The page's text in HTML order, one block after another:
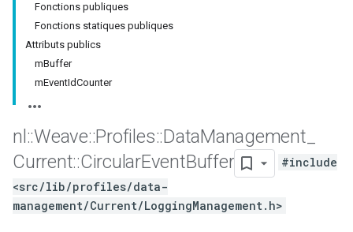
Fonctions publiques
Fonctions statiques publiques
Attributs publics
mBuffer
mEventIdCounter
nl ::Weave::Profiles::DataManagement
Current::CircularEventBuffer
#include
<src/lib/profiles/data-
management/Current/LoggingManagement.h>